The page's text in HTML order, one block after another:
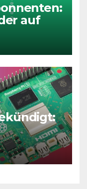
auf
und bis